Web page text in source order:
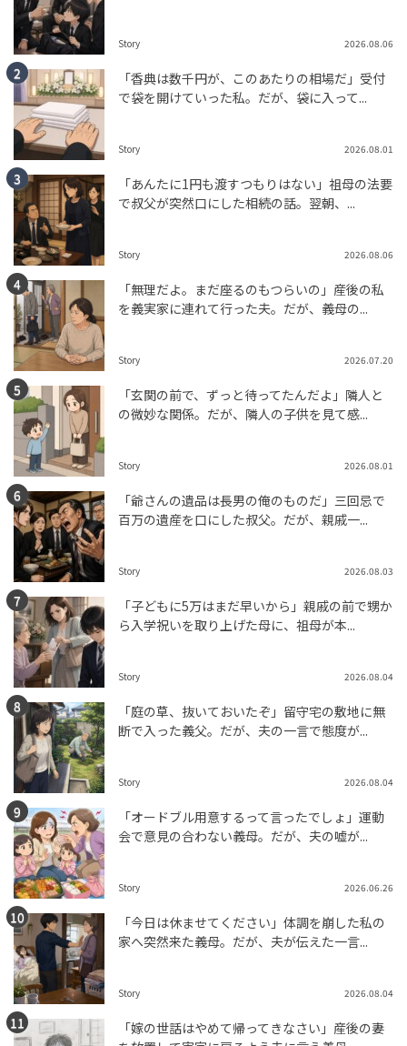
Story 2026.08.06
「香典は数千円が、このあたりの相場だ」受付
で袋を開けていった私。だが、袋に入って...
Story 2026.08.01
「あんたに1円も渡すつもりはない」祖母の法要
で叔父が突然口にした相続の話。翌朝、...
Story 2026.08.06
「無理だよ。まだ座るのもつらいの」産後の私
を義実家に連れて行った夫。だが、義母の...
Story 2026.07.20
「玄関の前で、ずっと待ってたんだよ」隣人と
の微妙な関係。だが、隣人の子供を見て感...
Story 2026.08.01
「爺さんの遺品は長男の俺のものだ」三回忌で
百万の遺産を口にした叔父。だが、親戚一...
Story 2026.08.03
「子どもに5万はまだ早いから」親戚の前で甥か
ら入学祝いを取り上げた母に、祖母が本...
Story 2026.08.04
「庭の草、抜いておいたぞ」留守宅の敷地に無
断で入った義父。だが、夫の一言で態度が...
Story 2026.08.04
「オードブル用意するって言ったでしょ」運動
会で意見の合わない義母。だが、夫の嘘が...
Story 2026.06.26
「今日は休ませてください」体調を崩した私の
家へ突然来た義母。だが、夫が伝えた一言...
Story 2026.08.04
「嫁の世話はやめて帰ってきなさい」産後の妻